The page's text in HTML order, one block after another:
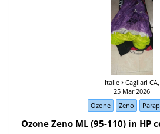
Italie Cagliari CA,
25 Mar 2026
Ozone
Zeno
Ozone Zeno ML (95-110) in